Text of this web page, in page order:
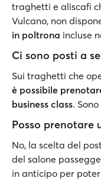
traghetti e aliscafi
Vulcano, non
in poltrona incluse
Ci sono posti a
Sui traghetti che
è possibile
business class.
Posso prenotare
No, la scelta del
del salone
in anticipo per